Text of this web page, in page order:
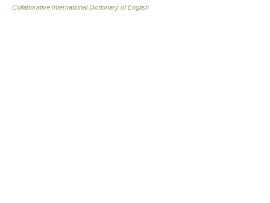
Collaborative International Dictionary of English